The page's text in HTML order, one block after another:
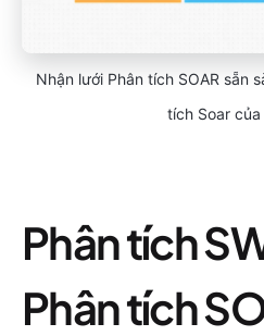
Nhận lưới Phân tích SOAR sẵn
tích Soar
Phân tích
Phân tích